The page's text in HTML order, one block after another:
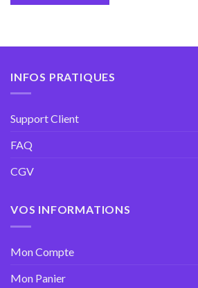
INFOS PRATIQUES
Support Client
FAQ
CGV
VOS INFORMATIONS
Mon Compte
Mon Panier